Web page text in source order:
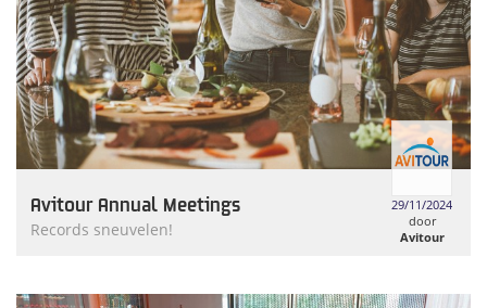
Avitour Annual Meetings
Records sneuvelen!
29/11/2024
door
Avitour